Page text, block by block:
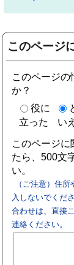
このページ
このページの
か？
役に
立った
い
このページに
たら、500文
い。
（ご注意）住
入しないでくだ
合わせは、直接
連絡ください。